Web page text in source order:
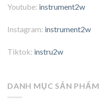
Youtube: instrument2w
Instagram: instrument2w
Tiktok: instru2w
DANH MỤC SẢN PHẨM